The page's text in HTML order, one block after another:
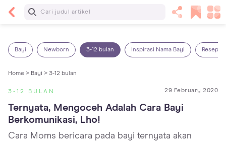
Baca Selanjutnya
Bayi Newborn 3-12 bulan Inspirasi Nama Bayi Resep
Home > Bayi > 3-12 bulan
3-12 BULAN 29 February 2020
Ternyata, Mengoceh Adalah Cara Bayi
Berkomunikasi, Lho!
Cara Moms bericara pada bayi ternyata akan